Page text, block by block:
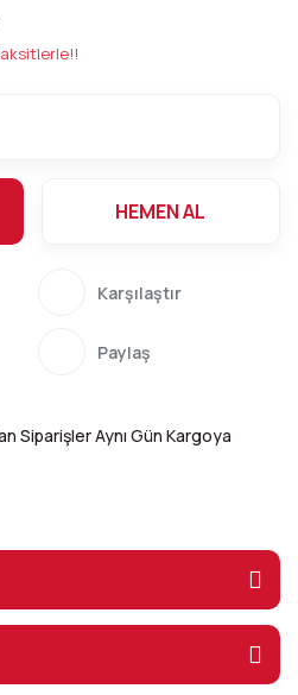
HEMEN AL
Karşılaştır
Paylaş
Siparişler Aynı Gün Kargoya